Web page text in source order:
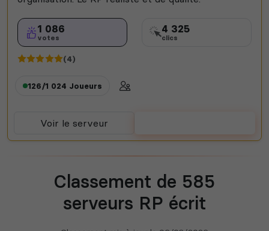
1 086
votes
4 325
clics
(4)
126/1 024 Joueurs
Voir le serveur
Classement de 585
serveurs RP écrit